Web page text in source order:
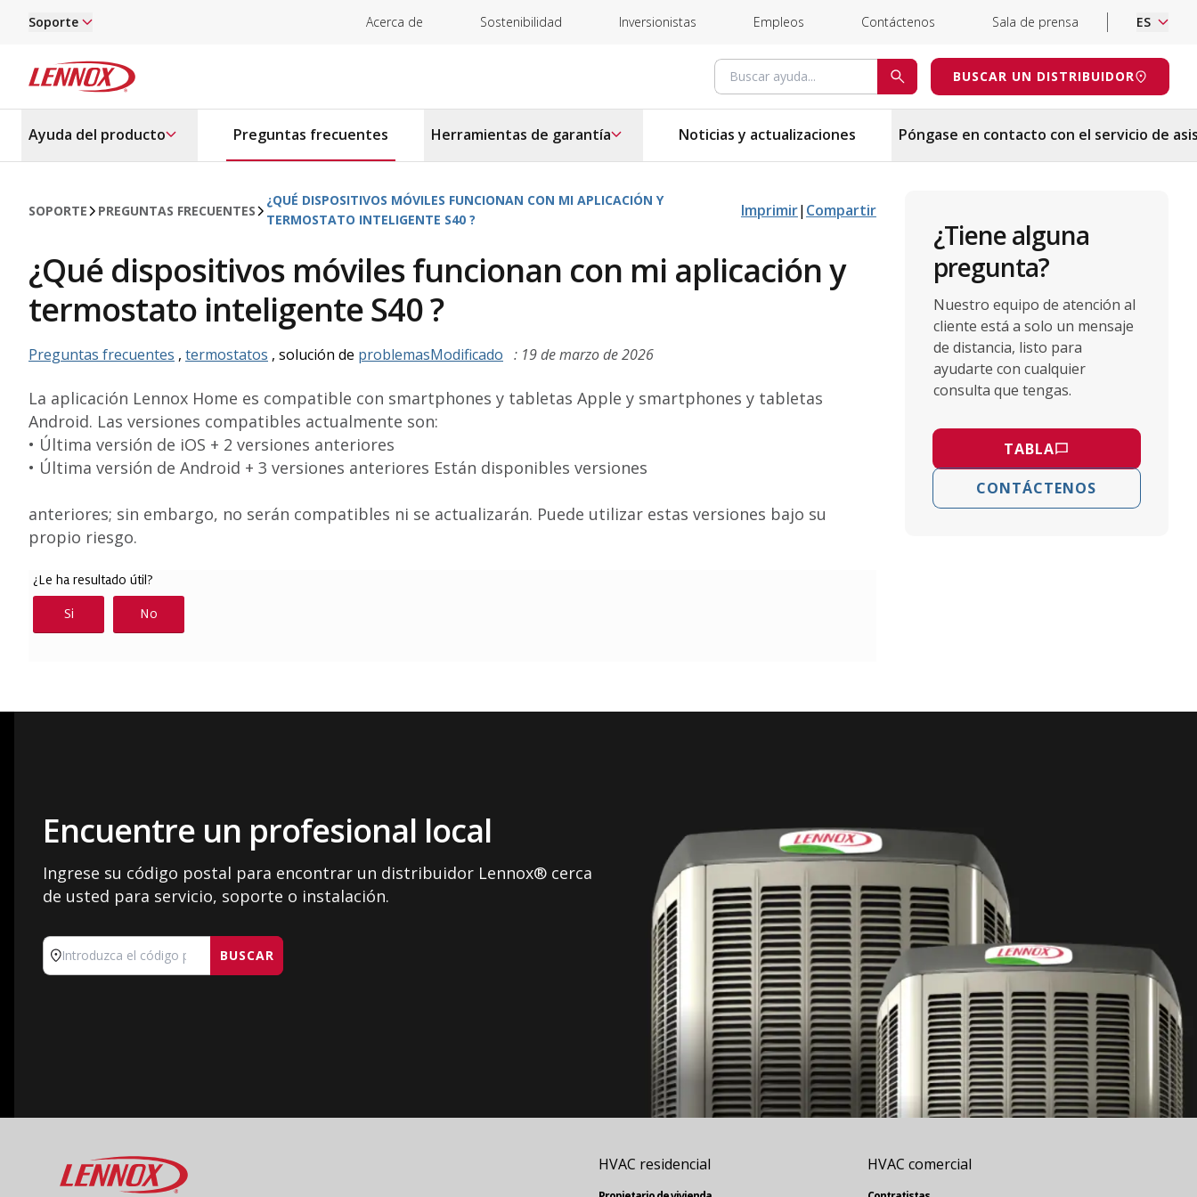
Soporte Acerca de Sostenibilidad Inversionistas Empleos Contáctenos Sala de prensa ES
Lennox
Buscar ayuda
BUSCAR
BUSCAR UN DISTRIBUIDOR
Ayuda del producto Preguntas frecuentes Herramientas de garantía Noticias y actualizaciones Póngase en contacto con el servicio de
SOPORTE PREGUNTAS FRECUENTES
¿QUÉ DISPOSITIVOS MÓVILES FUNCIONAN CON MI APLICACIÓN Y
TERMOSTATO INTELIGENTE S40 ?
Imprimir| Compartir
¿Qué dispositivos móviles funcionan con mi aplicación y
termostato inteligente S40 ?
Preguntas frecuentes , termostatos , solución de problemasModificado : 19 de marzo de 2026
La aplicación Lennox Home es compatible con smartphones y tabletas Apple y smartphones y tabletas
Android. Las versiones compatibles actualmente son:
• Última versión de iOS + 2 versiones anteriores
• Última versión de Android + 3 versiones anteriores Están disponibles versiones
anteriores; sin embargo, no serán compatibles ni se actualizarán. Puede utilizar estas versiones bajo su
propio riesgo.
¿Tiene alguna
pregunta?
Nuestro equipo de atención al
cliente está a solo un mensaje
de distancia, listo para
ayudarte con cualquier
consulta que tengas.
TABLA
CONTÁCTENOS
Encuentre un profesional local
Ingrese su código postal para encontrar un distribuidor Lennox® cerca
de usted para servicio, soporte o instalación.
Introduzca el código postalBUSCAR
Lennox HVAC residencial HVAC comercial